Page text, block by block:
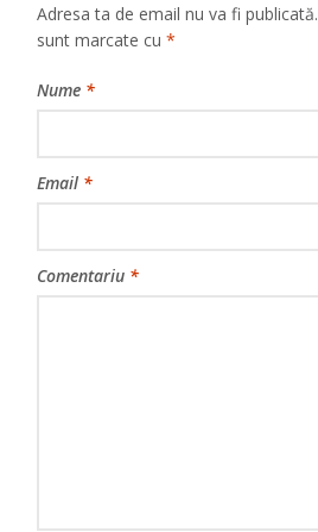
Adresa ta de email nu va fi publicată.
sunt marcate cu*
Nume *
Email *
Comentariu *